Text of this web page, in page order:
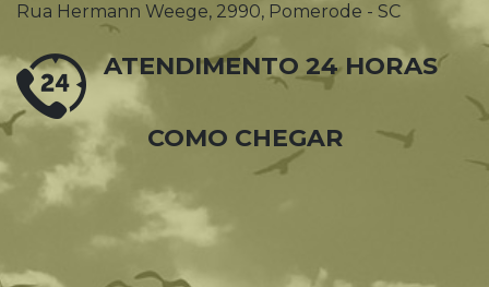
Rua Hermann Weege, 2990, Pomerode - SC
ATENDIMENTO 24 HORAS
COMO CHEGAR